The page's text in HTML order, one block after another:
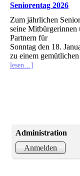
Seniorentag 2026
Zum jährlichen
seine
Partnern für
Sonntag den 18.
zu einem
lesen…]
Administration
Anmelden